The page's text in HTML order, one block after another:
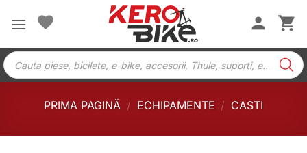
Products
search
PRIMA PAGINĂ / ECHIPAMENTE / CASTI